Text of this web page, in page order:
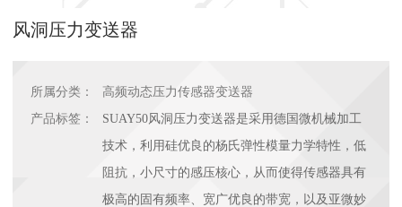
风洞压力变送器
所属分类：
高频动态压力传感器变送器
产品标签：
SUAY50风洞压力变送器是采用德国微机械加工
技术，利用硅优良的杨氏弹性模量力学特性，低
阻抗，小尺寸的感压核心，从而使得传感器具有
极高的固有频率、宽广优良的带宽，以及亚微妙